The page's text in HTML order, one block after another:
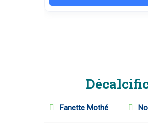
Fanette Mothé